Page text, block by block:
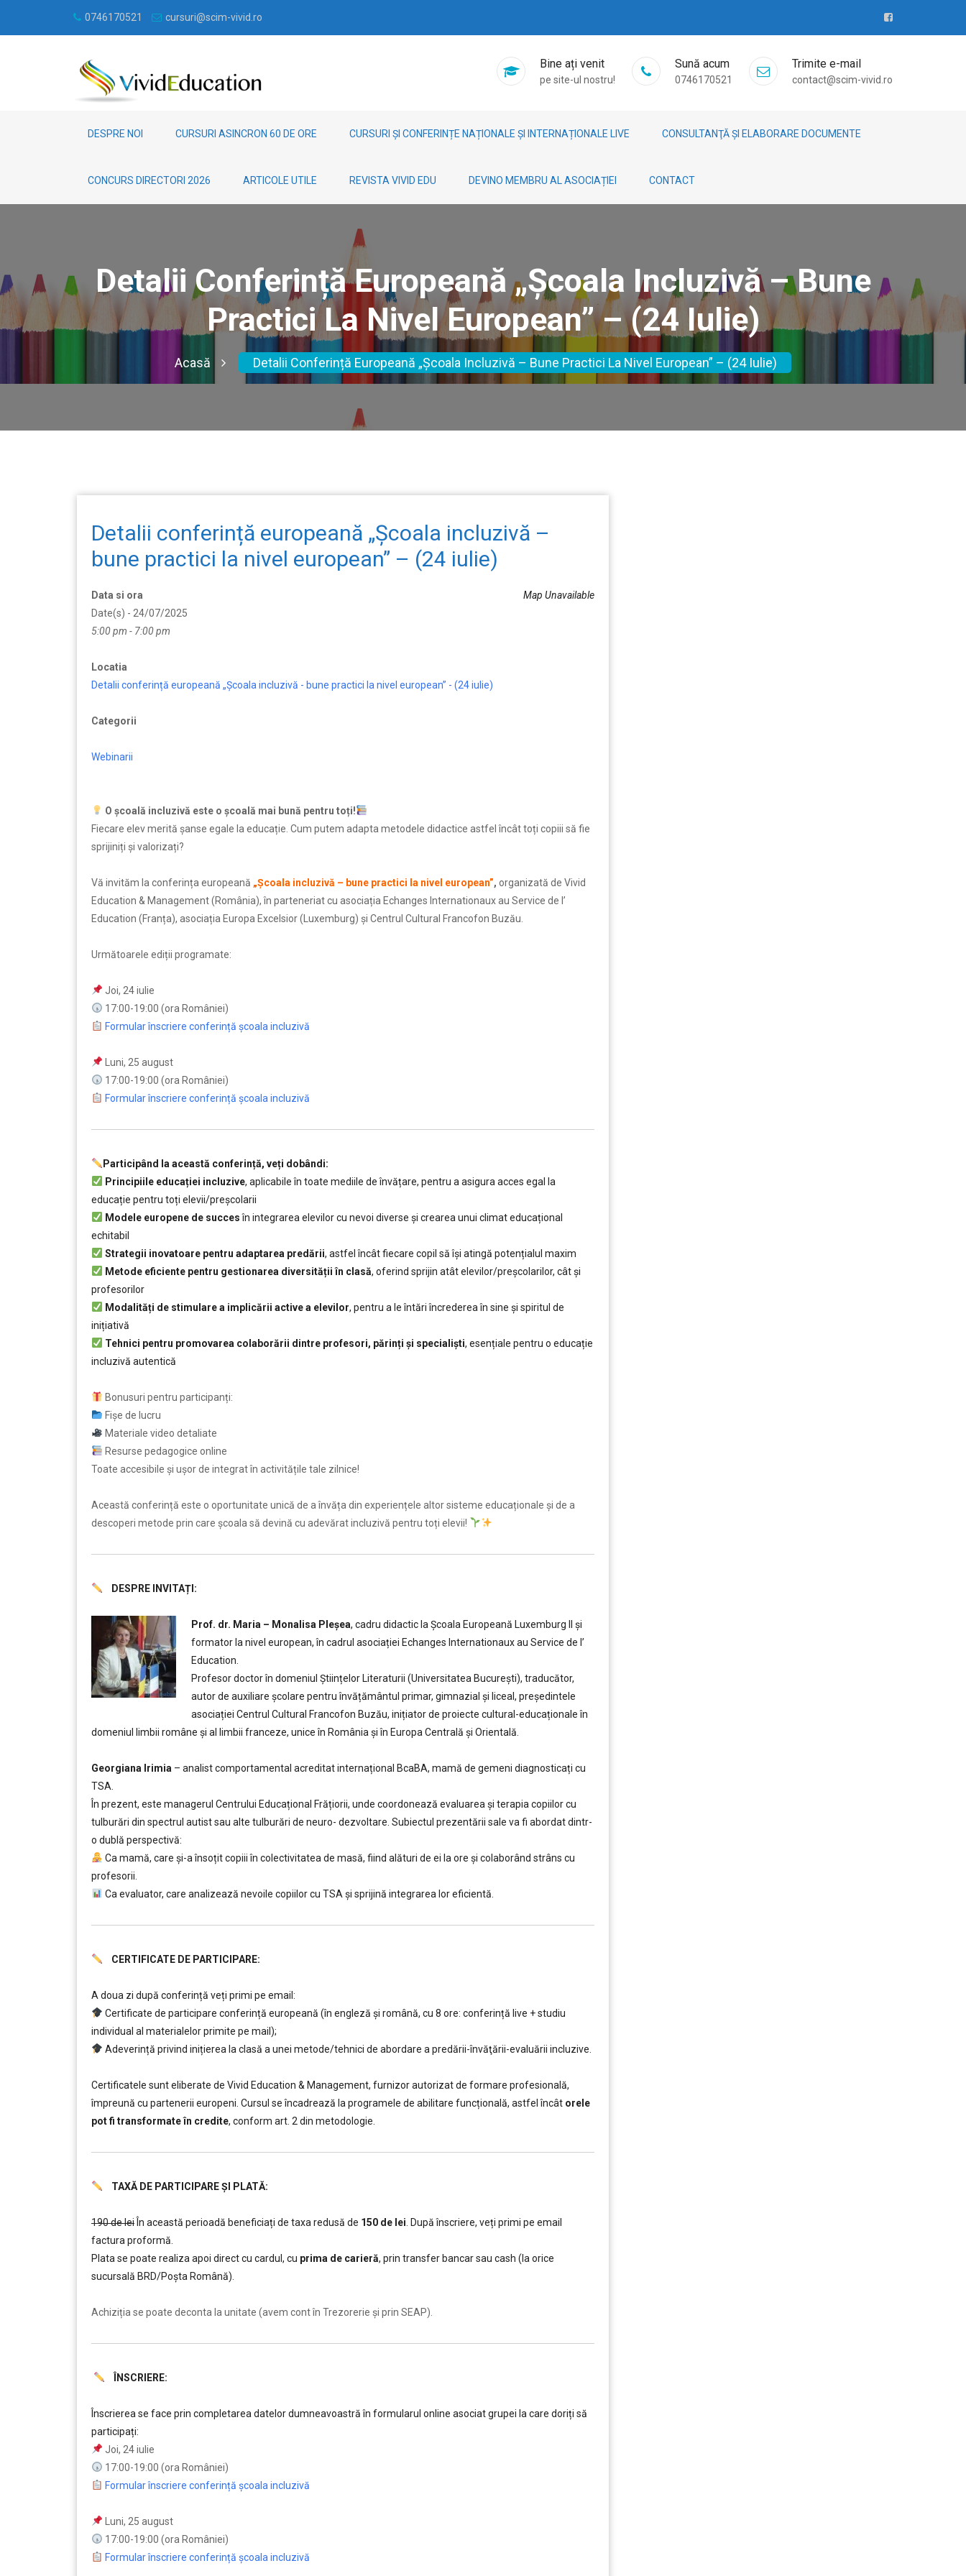
0746170521 cursuri@scim-vivid.ro
Bine ați venit
pe site-ul nostru!
Sună acum
0746170521
Trimite e-mail
contact@scim-vivid.ro
DESPRE NOI CURSURI ASINCRON 60 DE ORE CURSURI ȘI CONFERINȚE NAȚIONALE ȘI INTERNAȚIONALE LIVE CONSULTANŢĂ ȘI ELABORARE DOCUMENTE
CONCURS DIRECTORI 2026 ARTICOLE UTILE REVISTA VIVID EDU DEVINO MEMBRU AL ASOCIAȚIEI CONTACT
Detalii Conferință Europeană „Școala Incluzivă – Bune
Practici La Nivel European” – (24 Iulie)
Acasă Detalii Conferință Europeană „Școala Incluzivă – Bune Practici La Nivel European” – (24 Iulie)
Detalii conferință europeană „Școala incluzivă –
bune practici la nivel european” – (24 iulie)
Map Unavailable
Data si ora
Date(s) - 24/07/2025
5:00 pm - 7:00 pm
Locatia
Detalii conferință europeană „Școala incluzivă - bune practici la nivel european” - (24 iulie)
Categorii
Webinarii
O școală incluzivă este o școală mai bună pentru toți!
Fiecare elev merită șanse egale la educație. Cum putem adapta metodele didactice astfel încât toți copiii să fie
sprijiniți și valorizați?
Vă invităm la conferința europeană „Școala incluzivă – bune practici la nivel european”, organizată de Vivid
Education & Management (România), în parteneriat cu asociația Echanges Internationaux au Service de l’
Education (Franța), asociația Europa Excelsior (Luxemburg) și Centrul Cultural Francofon Buzău.
Următoarele ediții programate:
Joi, 24 iulie
17:00-19:00 (ora României)
Formular înscriere conferință școala incluzivă
Luni, 25 august
17:00-19:00 (ora României)
Formular înscriere conferință școala incluzivă
Participând la această conferință, veți dobândi:
Principiile educației incluzive, aplicabile în toate mediile de învățare, pentru a asigura acces egal la
educație pentru toți elevii/preșcolarii
Modele europene de succesîn integrarea elevilor cu nevoi diverse și crearea unui climat educațional
echitabil
Strategii inovatoare pentru adaptarea predării, astfel încât fiecare copil să își atingă potențialul maxim
Metode eficiente pentru gestionarea diversității în clasă, oferind sprijin atât elevilor/preșcolarilor, cât și
profesorilor
Modalități de stimulare a implicării active a elevilor, pentru a le întări încrederea în sine și spiritul de
inițiativă
Tehnici pentru promovarea colaborării dintre profesori, părinți și specialiști, esențiale pentru o educație
incluzivă autentică
Bonusuri pentru participanți:
Fișe de lucru
Materiale video detaliate
Resurse pedagogice online
Toate accesibile și ușor de integrat în activitățile tale zilnice!
Această conferință este o oportunitate unică de a învăța din experiențele altor sisteme educaționale și de a
descoperi metode prin care școala să devină cu adevărat incluzivă pentru toți elevii!
DESPRE INVITAȚI:
Prof. dr. Maria – Monalisa Pleșea, cadru didactic la Școala Europeană Luxemburg II și
formator la nivel european, în cadrul asociației Echanges Internationaux au Service de l’
Education.
Profesor doctor în domeniul Științelor Literaturii (Universitatea București), traducător,
autor de auxiliare școlare pentru învățământul primar, gimnazial și liceal, președintele
asociației Centrul Cultural Francofon Buzău, inițiator de proiecte cultural-educaționale în
domeniul limbii române și al limbii franceze, unice în România și în Europa Centrală și Orientală.
Georgiana Irimia – analist comportamental acreditat internațional BcaBA, mamă de gemeni diagnosticați cu
TSA.
În prezent, este managerul Centrului Educațional Frățiorii, unde coordonează evaluarea și terapia copiilor cu
tulburări din spectrul autist sau alte tulburări de neuro- dezvoltare. Subiectul prezentării sale va fi abordat dintr-
o dublă perspectivă:
Ca mamă, care și-a însoțit copiii în colectivitatea de masă, fiind alături de ei la ore și colaborând strâns cu
profesorii.
Ca evaluator, care analizează nevoile copiilor cu TSA și sprijină integrarea lor eficientă.
CERTIFICATE DE PARTICIPARE:
A doua zi după conferință veți primi pe email:
Certificate de participare conferință europeană (în engleză și română, cu 8 ore: conferință live + studiu
individual al materialelor primite pe mail);
Adeverință privind inițierea la clasă a unei metode/tehnici de abordare a predării-învăţării-evaluării incluzive.
Certificatele sunt eliberate de Vivid Education & Management, furnizor autorizat de formare profesională,
împreună cu partenerii europeni. Cursul se încadrează la programele de abilitare funcțională, astfel încât orele
pot fi transformate în credite, conform art. 2 din metodologie.
TAXĂ DE PARTICIPARE ȘI PLATĂ:
190 de lei În această perioadă beneficiați de taxa redusă de 150 de lei . După înscriere, veți primi pe email
factura proformă.
Plata se poate realiza apoi direct cu cardul, cu prima de carieră, prin transfer bancar sau cash (la orice
sucursală BRD/Poșta Română).
Achiziția se poate deconta la unitate (avem cont în Trezorerie și prin SEAP).
ÎNSCRIERE:
Înscrierea se face prin completarea datelor dumneavoastră în formularul online asociat grupei la care doriți să
participați:
Joi, 24 iulie
17:00-19:00 (ora României)
Formular înscriere conferință școala incluzivă
Luni, 25 august
17:00-19:00 (ora României)
Formular înscriere conferință școala incluzivă